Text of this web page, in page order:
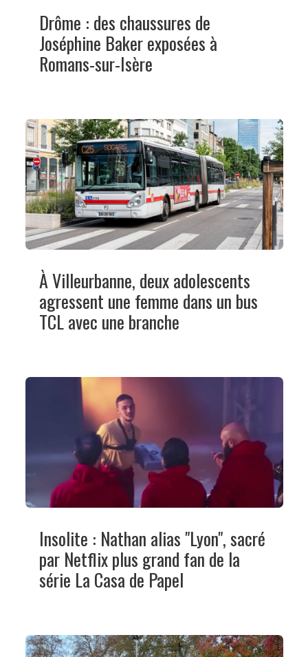
Drôme : des chaussures de
Joséphine Baker exposées à
Romans-sur-Isère
À Villeurbanne, deux adolescents
agressent une femme dans un bus
TCL avec une branche
Insolite : Nathan alias "Lyon", sacré
par Netflix plus grand fan de la
série La Casa de Papel